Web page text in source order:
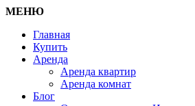
МЕНЮ
Главная
Купить
Аренда
Аренда квартир
Аренда комнат
Блог